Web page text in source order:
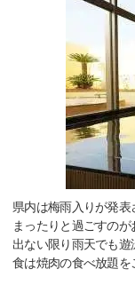
県内は梅雨入りが発
まったりと過ごすの
出ない限り雨天でも
食は焼肉の食べ放題を